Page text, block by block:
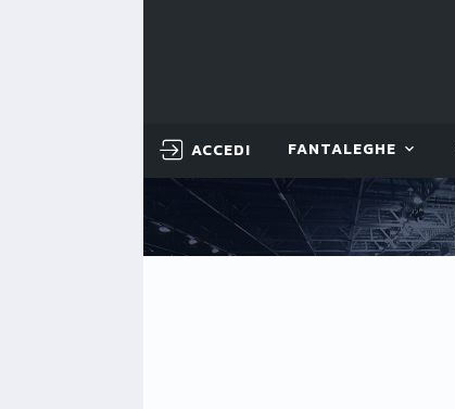
ACCEDI FANTALEGHE